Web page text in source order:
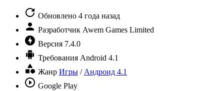
Обновлено 4 года назад
Разработчик Awem Games Limited
Версия 7.4.0
Требования Android 4.1
Жанр Игры / Андроид 4.1
Google Play